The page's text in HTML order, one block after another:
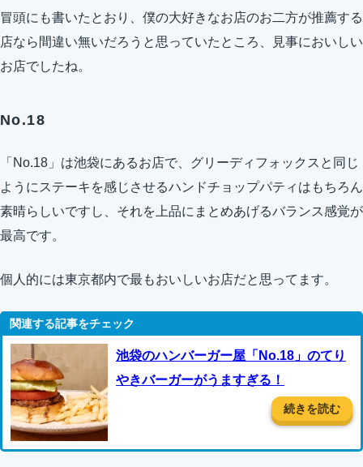
冒頭にも書いたとおり、僕の大好きなお店のお二方が推薦する
店なら間違い無いだろうと思っていたところ、見事においしい
お店でしたね。
No.18
「No.18」は池袋にあるお店で、グリーディフォックスと同じ
ようにステーキを感じさせるハンドチョップパティはもちろん
素晴らしいですし、それを上品にまとめあげるバランス感覚が
最高です。
個人的には東京都内で最もおいしいお店だと思ってます。
池袋のハンバーガー屋「No.18」のてり
やきバーガーがうますぎる！
続きを読む